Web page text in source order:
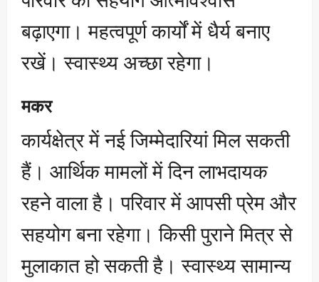
बढ़ाएगा। महत्वपूर्ण कार्यों में धैर्य बनाए
रखें। स्वास्थ्य अच्छा रहेगा।
मकर
कार्यक्षेत्र में नई जिम्मेदारियां मिल सकती
हैं। आर्थिक मामलों में दिन लाभदायक
रहने वाला है। परिवार में आपसी प्रेम और
सहयोग बना रहेगा। किसी पुराने मित्र से
मुलाकात हो सकती है। स्वास्थ्य सामान्य